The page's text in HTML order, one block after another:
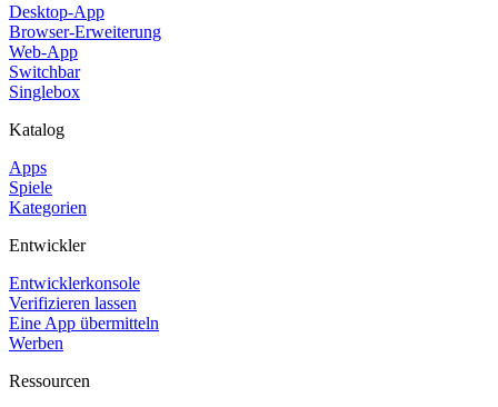
Desktop-App
Browser-Erweiterung
Web-App
Switchbar
Singlebox
Katalog
Apps
Spiele
Kategorien
Entwickler
Entwicklerkonsole
Verifizieren lassen
Eine App übermitteln
Werben
Ressourcen